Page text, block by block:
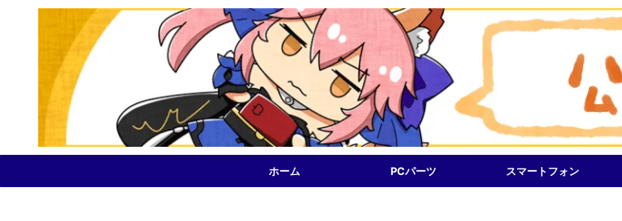
ホーム PCパーツ スマートフォン